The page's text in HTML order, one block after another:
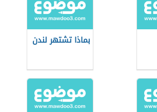
بماذا تشتهر لندن